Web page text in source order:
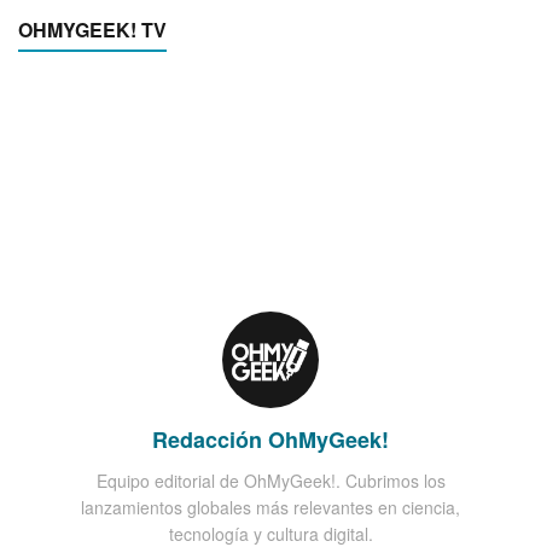
OHMYGEEK! TV
Redacción OhMyGeek!
Equipo editorial de OhMyGeek!. Cubrimos los
lanzamientos globales más relevantes en ciencia,
tecnología y cultura digital.